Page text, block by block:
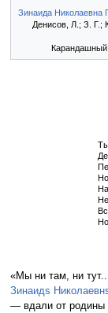
навигации
поиску
Зинаида Николаевна
Денисов, Л.; З. Г.;
Карандашный
«Мы ни там, ни
Зинаидs
— вдали от родины